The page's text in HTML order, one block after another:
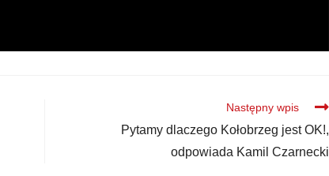
Następny wpis
Pytamy dlaczego Kołobrzeg jest OK!,
odpowiada Kamil Czarnecki